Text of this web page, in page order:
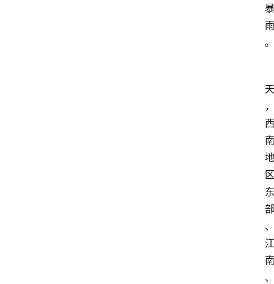
暴
雨
。
天
，
西
南
地
区
东
部
、
江
南
、